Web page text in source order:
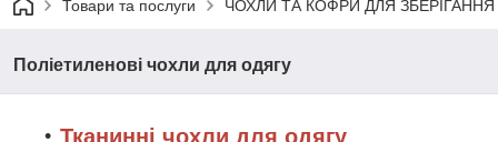
Товари та послуги ЧОХЛИ ТА КОФРИ ДЛЯ ЗБЕРІГАННЯ
Поліетиленові чохли для одягу
Тканинні чохли для одягу